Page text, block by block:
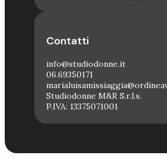
Contatti
info@studiodonne.it
06.69350171
Studiodonne M&R S.r.l.s.
P.IVA: 13375071001